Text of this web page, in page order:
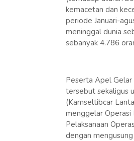
kemacetan dan
periode Januari-
meninggal dunia
sebanyak 4.786
Peserta Apel Gelar
tersebut sekaligus
(Kamseltibcar
menggelar Operasi
Pelaksanaan
dengan